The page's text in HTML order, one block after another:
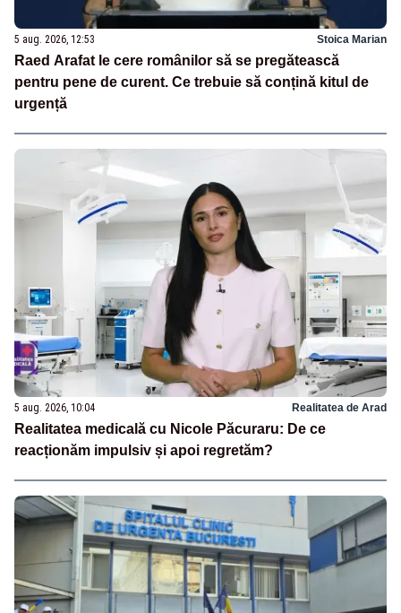
5 aug. 2026, 12:53 Stoica Marian
Raed Arafat le cere românilor să se pregătească
pentru pene de curent. Ce trebuie să conțină kitul de
urgență
5 aug. 2026, 10:04 Realitatea de Arad
Realitatea medicală cu Nicole Păcuraru: De ce
reacționăm impulsiv și apoi regretăm?